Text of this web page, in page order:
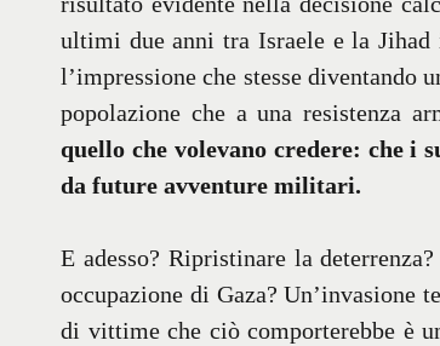
ultimi due anni tra Israele e la Jihad
l’impressione che stesse diventando
popolazione che a una resistenza
quello che volevano credere: che i
da future avventure militari.
E adesso? Ripristinare la
occupazione di Gaza?
di vittime che ciò comporterebbe è